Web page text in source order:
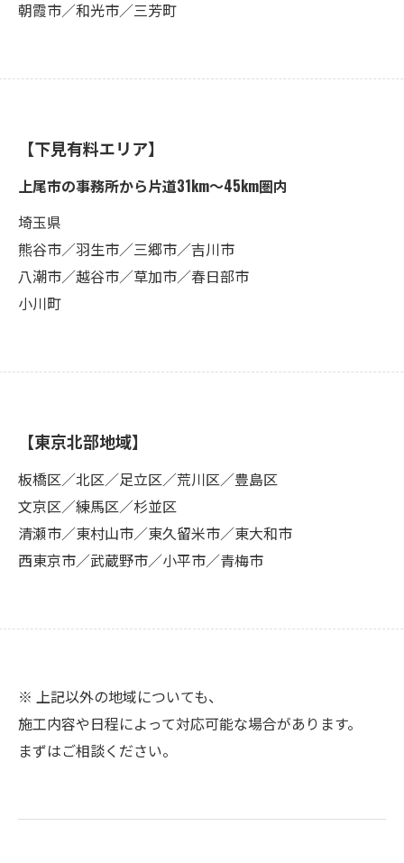
朝霞市／和光市／三芳町
【下見有料エリア】
上尾市の事務所から片道31km〜45km圏内
埼玉県
熊谷市／羽生市／三郷市／吉川市
八潮市／越谷市／草加市／春日部市
小川町
【東京北部地域】
板橋区／北区／足立区／荒川区／豊島区
文京区／練馬区／杉並区
清瀬市／東村山市／東久留米市／東大和市
西東京市／武蔵野市／小平市／青梅市
※ 上記以外の地域についても、
施工内容や日程によって対応可能な場合があります。
まずはご相談ください。